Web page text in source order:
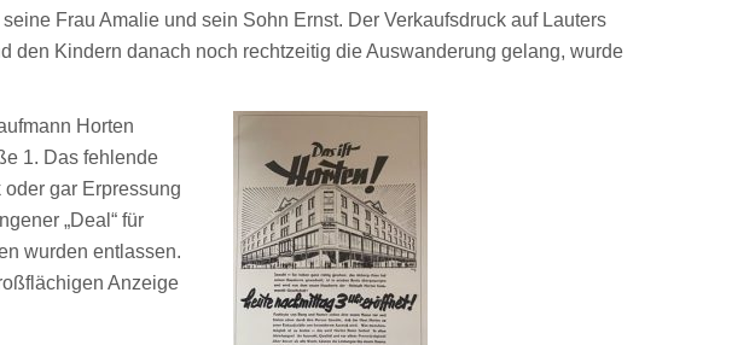
Frau Amalie und sein Sohn Ernst. Der Verkaufsdruck auf Lauters
den Kindern danach noch rechtzeitig die Auswanderung gelang, wurde
Horten
1. Das fehlende
gar Erpressung
„Deal“ für
wurden entlassen.
Anzeige